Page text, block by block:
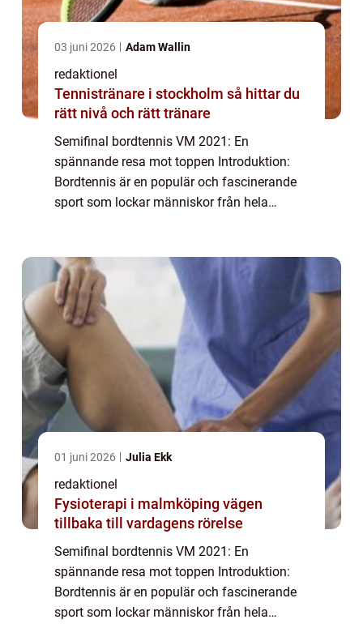
03 juni 2026 Adam Wallin
redaktionel
Tennistränare i stockholm så hittar du
rätt nivå och rätt tränare
Semifinal bordtennis VM 2021: En
spännande resa mot toppen Introduktion:
Bordtennis är en populär och fascinerande
sport som lockar människor från hela
semifinalen a...
01 juni 2026 Julia Ekk
redaktionel
Fysioterapi i malmköping vägen
tillbaka till vardagens rörelse
Semifinal bordtennis VM 2021: En
spännande resa mot toppen Introduktion:
Bordtennis är en populär och fascinerande
sport som lockar människor från hela